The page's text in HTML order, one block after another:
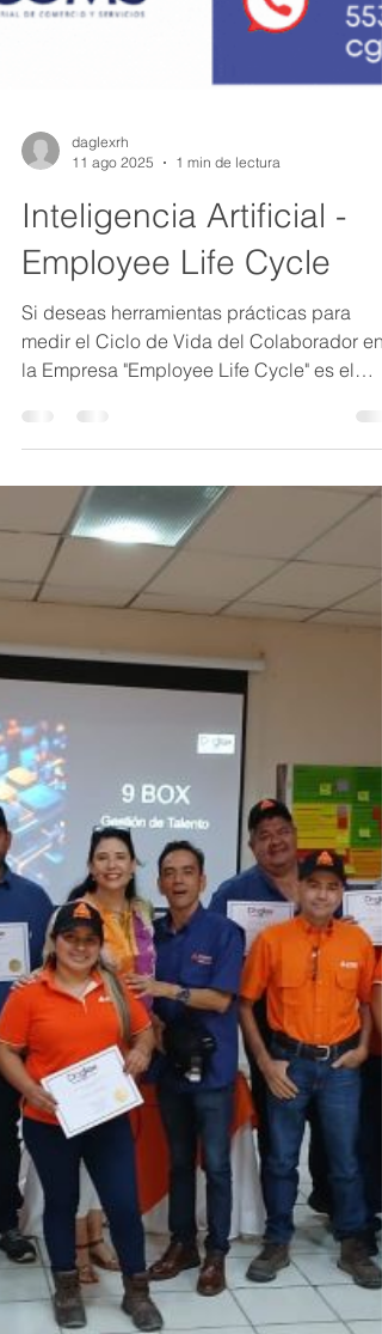
daglexrh
11 ago 2025
1 min de lectura
Inteligencia Artificial -
Employee Life Cycle
medir el Ciclo de Vida del Colaborador en
la Empresa "Employee Life Cycle" es el
Taller presencial...